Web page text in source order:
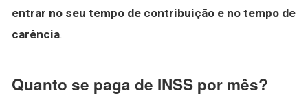
entrar no seu tempo de contribuição e no tempo de
carência.
Quanto se paga de INSS por mês?